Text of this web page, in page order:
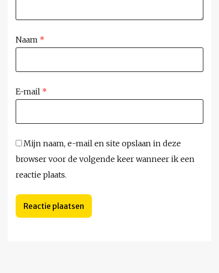
Naam *
E-mail *
Mijn naam, e-mail en site opslaan in deze
browser voor de volgende keer wanneer ik een
reactie plaats.